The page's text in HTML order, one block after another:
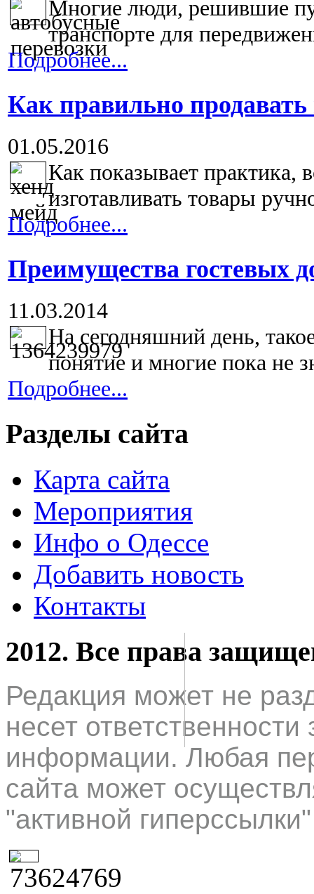
Многие люди, решившие
транспорте для
Подробнее...
Как правильно продавать
01.05.2016
Как показывает практика,
изготавливать товары
Подробнее...
Преимущества гостевых
11.03.2014
На сегодняшний день,
понятие и многие пока не
Подробнее...
Разделы сайта
Карта сайта
Мероприятия
Инфо о Одессе
Добавить новость
Контакты
2012. Все права
Редакция может не
несет
информации. Любая
сайта может
"активной